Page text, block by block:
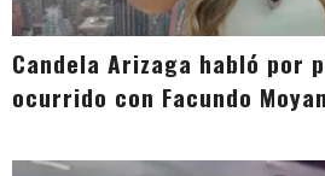
Candela Arizaga habló por
ocurrido con Facundo